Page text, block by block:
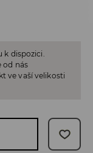
k dispozici.
od nás
ve vaší velikosti